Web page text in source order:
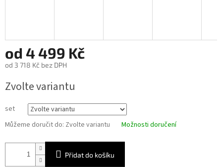
od 4 499 Kč
od 3 718 Kč bez DPH
cena:
Zvolte variantu
set
Můžeme doručit do: Zvolte variantu Možnosti doručení
Přidat do košíku